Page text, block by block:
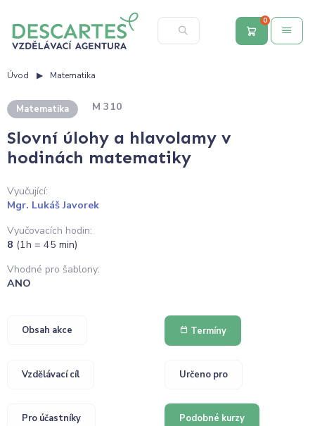
0
Úvod Matematika
Matematika M 310
Slovní úlohy a hlavolamy v
hodinách matematiky
Vyučující:
Mgr. Lukáš Javorek
Vyučovacích hodin:
8 (1h = 45 min)
Vhodné pro šablony:
ANO
Obsah akce Termíny
Vzdělávací cíl Určeno pro
Pro účastníky Podobné kurzy